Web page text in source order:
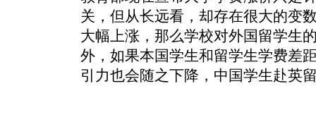
关，但从长远看，却存在很大的变
大幅上涨，那么学校对外国留学生
外，如果本国学生和留学生学费差
引力也会随之下降，中国学生赴英